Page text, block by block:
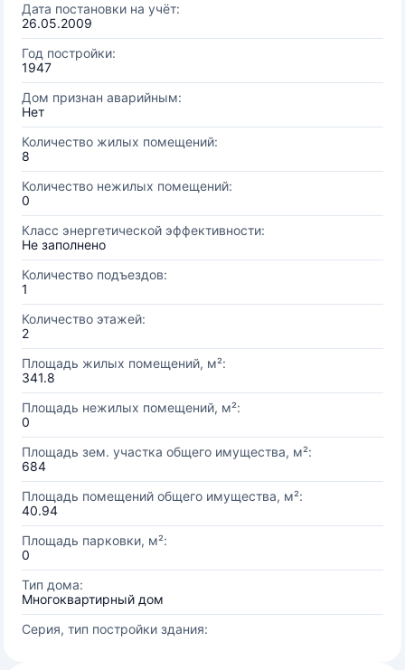
Дата постановки на учёт:
26.05.2009
Год постройки:
1947
Дом признан аварийным:
Нет
Количество жилых помещений:
8
Количество нежилых помещений:
0
Класс энергетической эффективности:
Не заполнено
Количество подъездов:
1
Количество этажей:
2
Площадь жилых помещений, м²:
341.8
Площадь нежилых помещений, м²:
0
Площадь зем. участка общего имущества, м²:
684
Площадь помещений общего имущества, м²:
40.94
Площадь парковки, м²:
0
Тип дома:
Многоквартирный дом
Серия, тип постройки здания: